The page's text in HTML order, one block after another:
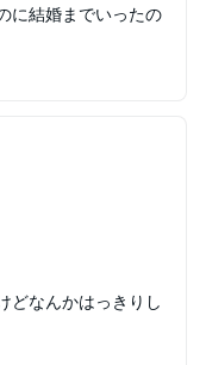
に結婚までいったの
どなんかはっきりし